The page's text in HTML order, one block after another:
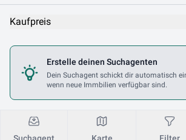
Kaufpreis
NutzungsartErstelle deinen Suchagenten
Dein Suchagent schickt dir automatisch
wenn neue Immbilien verfügbar sind.
Suchagent Karte Filter